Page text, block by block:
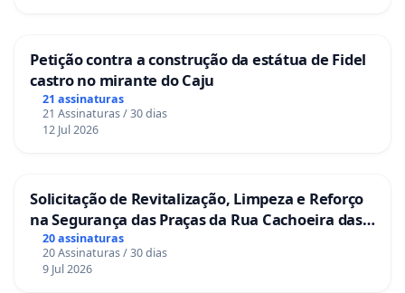
Petição contra a construção da estátua de Fidel
castro no mirante do Caju
21 assinaturas
21 Assinaturas / 30 dias
12 Jul 2026
Solicitação de Revitalização, Limpeza e Reforço
na Segurança das Praças da Rua Cachoeira das
Sete Ilhas
20 assinaturas
20 Assinaturas / 30 dias
9 Jul 2026